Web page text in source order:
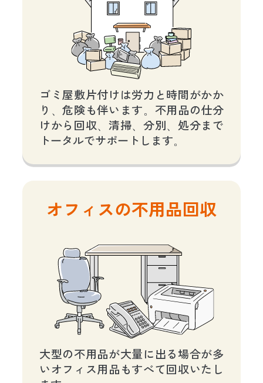
ゴミ屋敷片付けは労力と時間がかか
り、危険も伴います。不用品の仕分
けから回収、清掃、分別、処分まで
トータルでサポートします。
オフィスの不用品回収
大型の不用品が大量に出る場合が多
いオフィス用品もすべて回収いたし